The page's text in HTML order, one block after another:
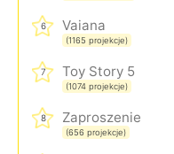
6 Vaiana
(1165 projekcje)
7 Toy Story 5
(1074 projekcje)
8 Zaproszenie
(656 projekcje)